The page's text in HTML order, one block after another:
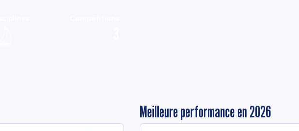
Meilleure performance en 2026